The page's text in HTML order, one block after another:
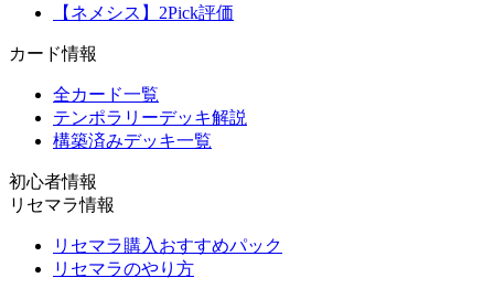
【ネメシス】2Pick評価
カード情報
全カード一覧
テンポラリーデッキ解説
構築済みデッキ一覧
初心者情報
リセマラ情報
リセマラ購入おすすめパック
リセマラのやり方